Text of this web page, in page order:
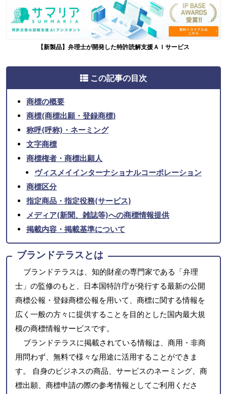
【新製品】弁理士が開発した特許読解支援ＡＩサービス
この記事の目次
商標の概要
商標(商標出願・登録商標)
称呼(呼称)・ネーミング
文字商標
商標権者・商標出願人
ヴィスメイインターナショナルコーポレーション
商標区分
指定商品・指定役務(サービス)
メディア(新聞、雑誌等)への商標情報提供
掲載内容・掲載基準について
ブランドテラスとは
ブランドテラスは、知的財産の専門家である「弁理
士」の監修のもと、日本国特許庁が発行する最新の公開
商標公報・登録商標公報を用いて、商標に関する情報を
広く一般の方々に提供することを目的とした国内最大規
模の商標情報サービスです。
ブランドテラスに掲載されている情報は、商用・非商
用問わず、無料で様々な用途に活用することができま
す。 自身のビジネスの商品、サービスのネーミング、商
標出願、商標申請の際の参考情報としてご利用くださ